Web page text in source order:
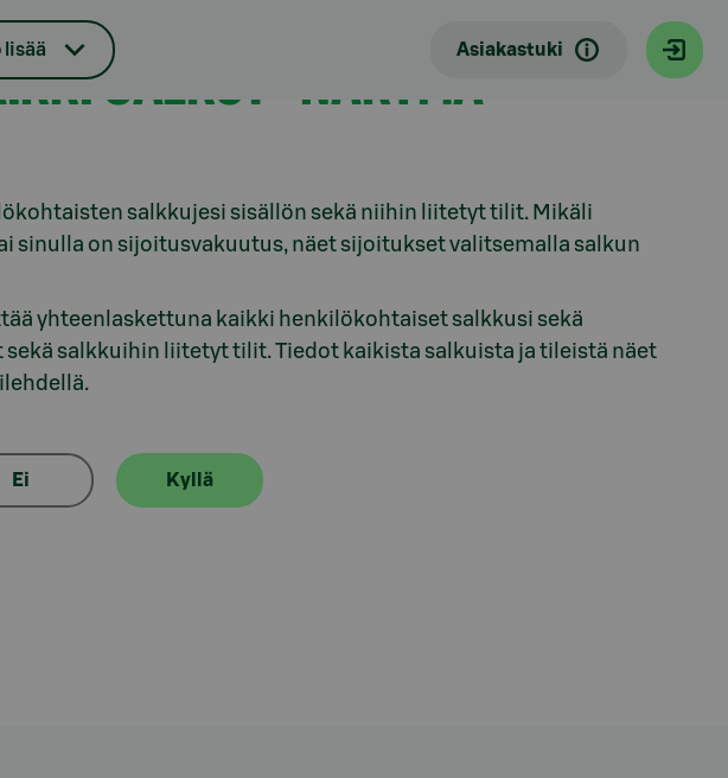
lisää Asiakastuki
SALKUT -NÄKYMÄ
salkkujesi sisällön sekä niihin liitetyt tilit. Mikäli
sinulla on sijoitusvakuutus, näet sijoitukset valitsemalla salkun
yhteenlaskettuna kaikki henkilökohtaiset salkkusi sekä
salkkuihin liitetyt tilit. Tiedot kaikista salkuista ja tileistä näet
Ei Kyllä